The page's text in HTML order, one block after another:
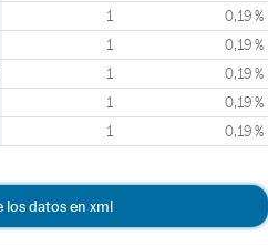
1 0,19 %
1 0,19 %
1 0,19 %
1 0,19 %
1 0,19 %
los datos en xml